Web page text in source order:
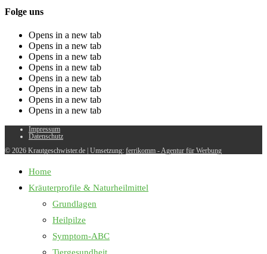
Folge uns
Opens in a new tab
Opens in a new tab
Opens in a new tab
Opens in a new tab
Opens in a new tab
Opens in a new tab
Opens in a new tab
Opens in a new tab
Impressum
Datenschutz
© 2026 Krautgeschwister.de | Umsetzung: ferrikomm - Agentur für Werbung
Home
Kräuterprofile & Naturheilmittel
Grundlagen
Heilpilze
Symptom-ABC